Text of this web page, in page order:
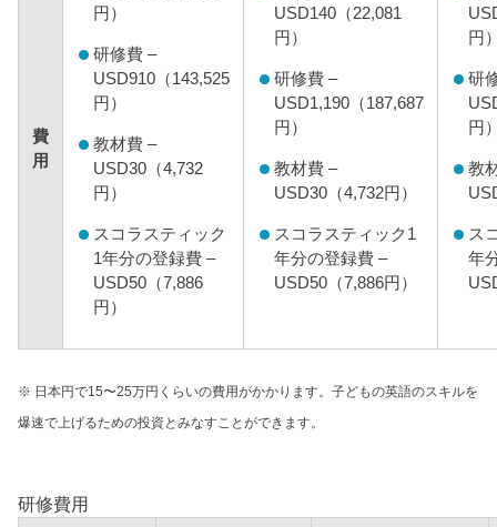
費
用
円）
研修費 –
USD910（143,525
円）
教材費 –
USD30（4,732
円）
スコラスティック
1年分の登録費 –
USD50（7,886
円）
USD140（22,081
円）
研修費 –
USD1,190（187,687
円）
教材費 –
USD30（4,732円）
スコラスティック1
年分の登録費 –
USD50（7,886円）
円
研
円
教
ス
年
※ 日本円で15〜25万円くらいの費用がかかります。子どもの英語のスキルを
爆速で上げるための投資とみなすことができます。
研修費用